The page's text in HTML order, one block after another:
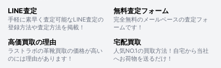
LINE査定
手軽に素早く査定可能なLINE査定の
登録方法や査定方法を掲載！
無料査定フォーム
完全無料のメールベースの査定フォ
ームです！
高価買取の理由
ラストラボの革靴買取の価格が高い
のには理由があります！
宅配買取
人気NO.1の買取方法！自宅から当社
へお荷物を送るだけ！